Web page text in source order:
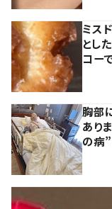
ミス
とし
コー
胸部
あり
の病